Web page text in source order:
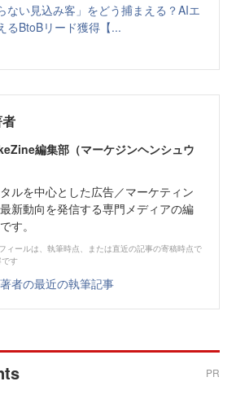
ない見込み客」をどう捕まえる？AIエ
るBtoBリード獲得【...
編集部（マーケジンヘンシュウ
ルを中心とした広告／マーケティン
新動向を発信する専門メディアの編
す。
ィールは、執筆時点、または直近の記事の寄稿時点で
す
者の最近の執筆記事
PR